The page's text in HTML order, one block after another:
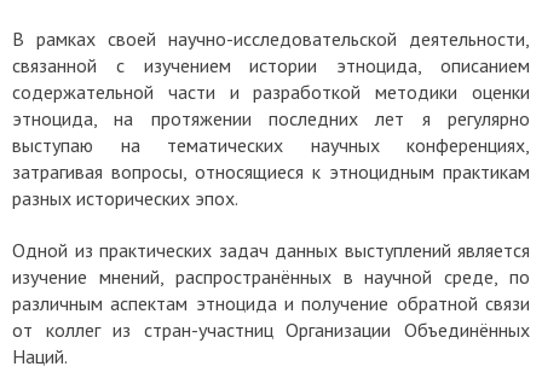
В рамках своей научно-исследовательской деятельности,
связанной с изучением истории этноцида, описанием
содержательной части и разработкой методики оценки
этноцида, на протяжении последних лет я регулярно
выступаю на тематических научных конференциях,
затрагивая вопросы, относящиеся к этноцидным практикам
разных исторических эпох.
Одной из практических задач данных выступлений является
изучение мнений, распространённых в научной среде, по
различным аспектам этноцида и получение обратной связи
от коллег из стран-участниц Организации Объединённых
Наций.